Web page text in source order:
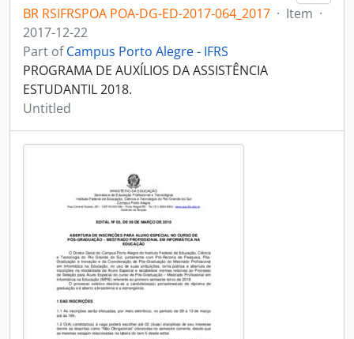
BR RSIFRSPOA POA-DG-ED-2017-064_2017 · Item ·
2017-12-22
Part ofCampus Porto Alegre - IFRS
PROGRAMA DE AUXÍLIOS DA ASSISTÊNCIA
ESTUDANTIL 2018.
Untitled